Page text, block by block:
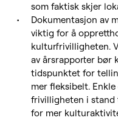
som faktisk skjer
Dokumentasjon av
viktig for å
kulturfrivilligheten.
av årsrapporter bør
tidspunktet for
mer fleksibelt.
frivilligheten i stand
for mer